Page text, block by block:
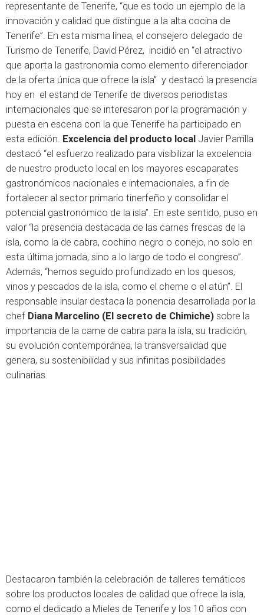
representante de Tenerife, “que es todo un ejemplo de la
innovación y calidad que distingue a la alta cocina de
Tenerife”. En esta misma línea, el consejero delegado de
Turismo de Tenerife, David Pérez, incidió en “el atractivo
que aporta la gastronomía como elemento diferenciador
de la oferta única que ofrece la isla” y destacó la presencia
hoy en el estand de Tenerife de diversos periodistas
internacionales que se interesaron por la programación y
puesta en escena con la que Tenerife ha participado en
esta edición. Excelencia del producto local Javier Parrilla
destacó “el esfuerzo realizado para visibilizar la excelencia
de nuestro producto local en los mayores escaparates
gastronómicos nacionales e internacionales, a fin de
fortalecer al sector primario tinerfeño y consolidar el
potencial gastronómico de la isla”. En este sentido, puso en
valor “la presencia destacada de las carnes frescas de la
isla, como la de cabra, cochino negro o conejo, no solo en
esta última jornada, sino a lo largo de todo el congreso”.
Además, “hemos seguido profundizado en los quesos,
vinos y pescados de la isla, como el cherne o el atún”. El
responsable insular destaca la ponencia desarrollada por la
chef Diana Marcelino (El secreto de Chimiche) sobre la
importancia de la carne de cabra para la isla, su tradición,
su evolución contemporánea, la transversalidad que
genera, su sostenibilidad y sus infinitas posibilidades
culinarias.
Destacaron también la celebración de talleres temáticos
sobre los productos locales de calidad que ofrece la isla,
como el dedicado a Mieles de Tenerife y los 10 años con